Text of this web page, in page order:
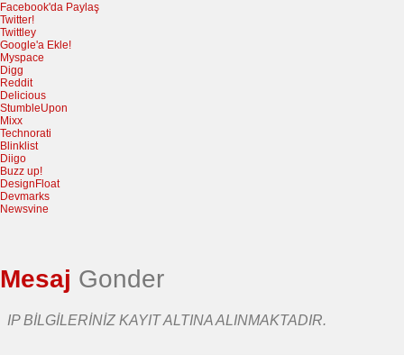
Facebook'da Paylaş
Twitter!
Twittley
Google'a Ekle!
Myspace
Digg
Reddit
Delicious
StumbleUpon
Mixx
Technorati
Blinklist
Diigo
Buzz up!
DesignFloat
Devmarks
Newsvine
Mesaj Gonder
IP BILGILERINIZ KAYIT ALTINA ALINMAKTADIR.